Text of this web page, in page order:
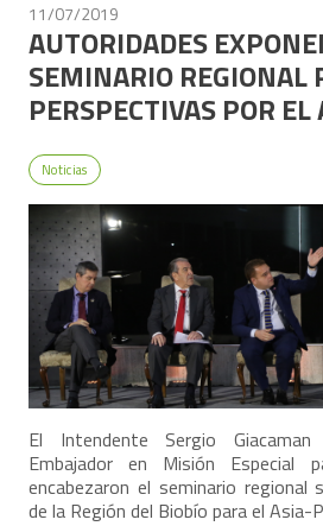
11/07/2019
AUTORIDADES
SEMINARIO REGIONAL
PERSPECTIVAS POR
Noticias
El Intendente Sergio
Embajador en Misión Especial
encabezaron el seminario regional
de la Región del Biobío para el Asia-